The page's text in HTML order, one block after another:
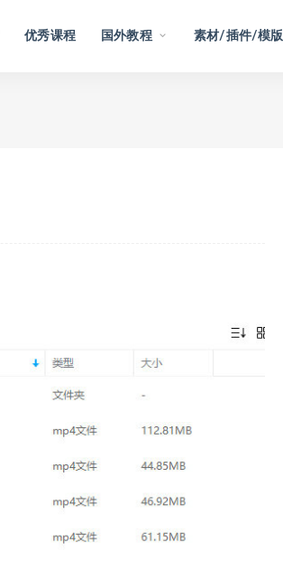
优秀课程 国外教程 素材/插件/模版